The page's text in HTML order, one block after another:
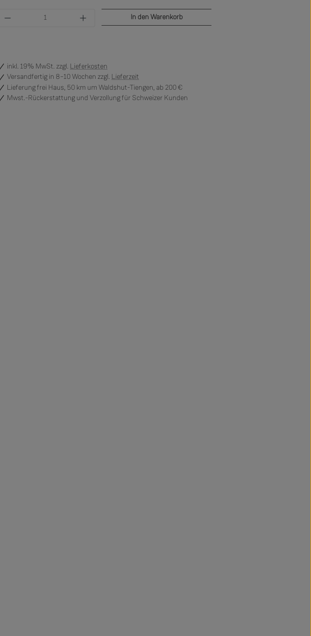
Produkt Anzahl: Gib den gewünschten Wert ein oder
In den Warenkorb
inkl. 19% MwSt. zzgl. Lieferkosten
Versandfertig in 8–10 Wochen zzgl. Lieferzeit
Lieferung frei Haus, 50 km um Waldshut-Tiengen, ab 200 €
Mwst.-Rückerstattung und Verzollung für Schweizer Kunden